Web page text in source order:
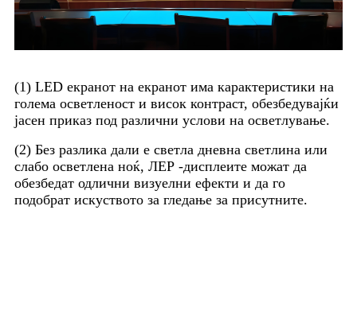
(1) LED екранот на екранот има карактеристики на
голема осветленост и висок контраст, обезбедувајќи
јасен приказ под различни услови на осветлување.
(2) Без разлика дали е светла дневна светлина или
слабо осветлена ноќ, ЛЕР -дисплеите можат да
обезбедат одлични визуелни ефекти и да го
подобрат искуството за гледање за присутните.